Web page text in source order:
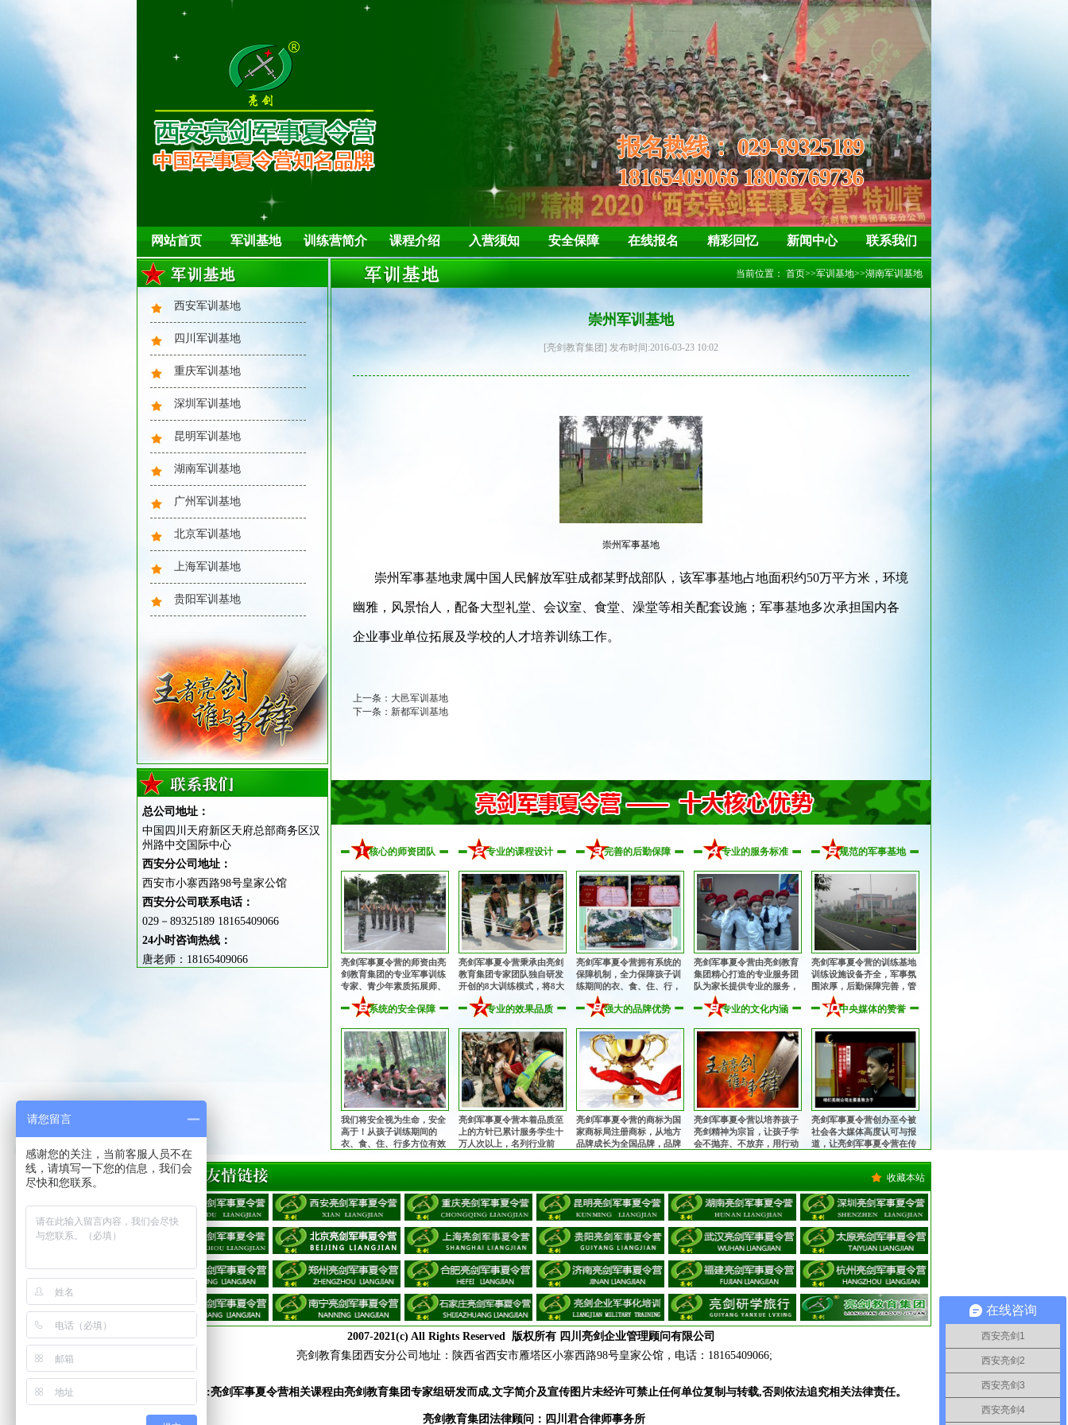
培养孩子“亮剑”精神
学会自信、坚强 懂得惜福、感恩
报名热线：029-89325189
18165409066 18066769736
网站首页 军训基地 训练营简介 课程介绍 入营须知 安全保障 在线报名 精彩回忆 新闻中心 联系我们
西安军训基地
四川军训基地
重庆军训基地
深圳军训基地
昆明军训基地
湖南军训基地
广州军训基地
北京军训基地
上海军训基地
贵阳军训基地
总公司地址：
中国四川天府新区天府总部商务区汉
州路中交国际中心
西安分公司地址：
西安市小寨西路98号皇家公馆
西安分公司联系电话：
029－89325189 18165409066
24小时咨询热线：
唐老师：18165409066
当前位置： 首页>>军训基地>>湖南军训基地
崇州军训基地
[亮剑教育集团] 发布时间:2016-03-23 10:02
崇州军事基地
崇州军事基地隶属中国人民解放军驻成都某野战部队，该军事基地占地面积约50万平方米，环境
幽雅，风景怡人，配备大型礼堂、会议室、食堂、澡堂等相关配套设施；军事基地多次承担国内各
企业事业单位拓展及学校的人才培养训练工作。
上一条： 大邑军训基地
下一条： 新都军训基地
核心的师资团队
亮剑军事夏令营的师资由亮
剑教育集团的专业军事训练
专家、青少年素质拓展师、
心理健康教育专家、知名励
志教育专家、畅销书作者共
队！
专业的课程设计
亮剑军事夏令营秉承由亮剑
教育集团专家团队独自研发
开创的8大训练模式，将8大
专业训练模式有机融为一
体，多角度、多方位提升孩
完善的后勤保障
亮剑军事夏令营拥有系统的
保障机制，全力保障孩子训
练期间的衣、食、住、行，
为孩子的训练成长提供完善
的后勤保障！
专业的服务标准
亮剑军事夏令营由亮剑教育
集团精心打造的专业服务团
队为家长提供专业的服务，
从孩子入营到离营全程提供
细致、周到的服务！
规范的军事基地
亮剑军事夏令营的训练基地
训练设施设备齐全，军事氛
围浓厚，后勤保障完善，管
理规范安全，纪律作风优
良，让孩子获得持久、优良
系统的安全保障
我们将安全视为生命，安全
高于！从孩子训练期间的
衣、食、住、行多方位有效
护，并在入营前为每一位孩
专业的效果品质
亮剑军事夏令营本着品质至
上的方针已累计服务学生十
万人次以上，名列行业前
肯定和赞誉，让全国的孩子
军事夏令营！
强大的品牌优势
亮剑军事夏令营的商标为国
家商标局注册商标，从地方
品牌成长为全国品牌，品牌
安全、正规，值得信赖！
专业的文化内涵
亮剑军事夏令营以培养孩子
亮剑精神为宗旨，让孩子学
会不抛弃、不放弃，用行动
亿万中国心！
中央媒体的赞誉
亮剑军事夏令营创办至今被
社会各大媒体高度认可与报
道，让亮剑军事夏令营在传
著与坚定！
收藏本站
2007-2021(c) All Rights Reserved 版权所有 四川亮剑企业管理顾问有限公司
亮剑教育集团 西安分公司地址：陕西省西安市雁塔区小寨西路98号皇家公馆，电话：18165409066;
法律声明:亮剑军事夏令营相关课程由亮剑教育集团专家组研发而成,文字简介及宣传图片未经许可禁止任何单位复制与转载,否则依法追究相关法律责任。
亮剑教育集团法律顾问：四川君合律师事务所
在线咨询
西安亮剑1
西安亮剑2
西安亮剑3
西安亮剑4
请您留言
感谢您的关注，当前客服人员不在
线，请填写一下您的信息，我们会
尽快和您联系。